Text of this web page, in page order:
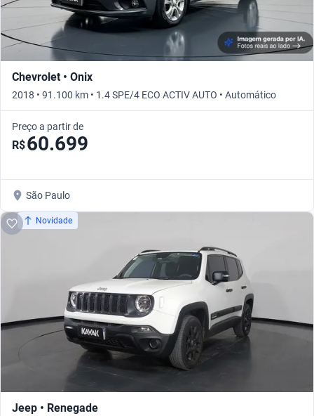
Chevrolet • Onix
2018 • 91.100 km • 1.4 SPE/4 ECO ACTIV AUTO • Automático
Preço a partir de
R$60.699
São Paulo
Novidade
Jeep • Renegade